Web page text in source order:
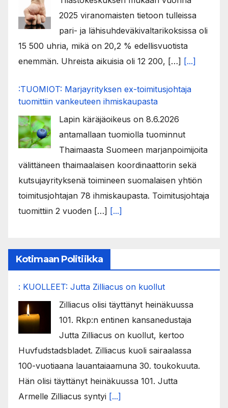
2025 viranomaisten tietoon tulleissa
pari- ja lähisuhdeväkivaltarikoksissa oli
15 500 uhria, mikä on 20,2 % edellisvuotista
enemmän. Uhreista aikuisia oli 12 200, […] [...]
:TUOMIOT: Marjayrityksen ex-toimitusjohtaja
tuomittiin vankeuteen ihmiskaupasta
Lapin käräjäoikeus on 8.6.2026
antamallaan tuomiolla tuominnut
Thaimaasta Suomeen marjanpoimijoita
välittäneen thaimaalaisen koordinaattorin sekä
kutsujayrityksenä toimineen suomalaisen yhtiön
toimitusjohtajan 78 ihmiskaupasta. Toimitusjohtaja
tuomittiin 2 vuoden […] [...]
Kotimaan Politiikka
: KUOLLEET: Jutta Zilliacus on kuollut
Zilliacus olisi täyttänyt heinäkuussa
101. Rkp:n entinen kansanedustaja
Jutta Zilliacus on kuollut, kertoo
Huvfudstadsbladet. Zilliacus kuoli sairaalassa
100-vuotiaana lauantaiaamuna 30. toukokuuta.
Hän olisi täyttänyt heinäkuussa 101. Jutta
Armelle Zilliacus syntyi [...]